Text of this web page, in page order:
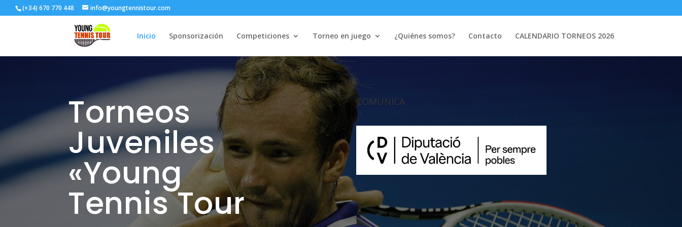
(+34) 670 770 448 info@youngtennistour.com
Inicio Sponsorización Competiciones Torneo en juego ¿Quiénes somos? Contacto CALENDARIO TORNEOS 2026
Torneos
Juveniles
«Young
Tennis Tour
COMUNICA